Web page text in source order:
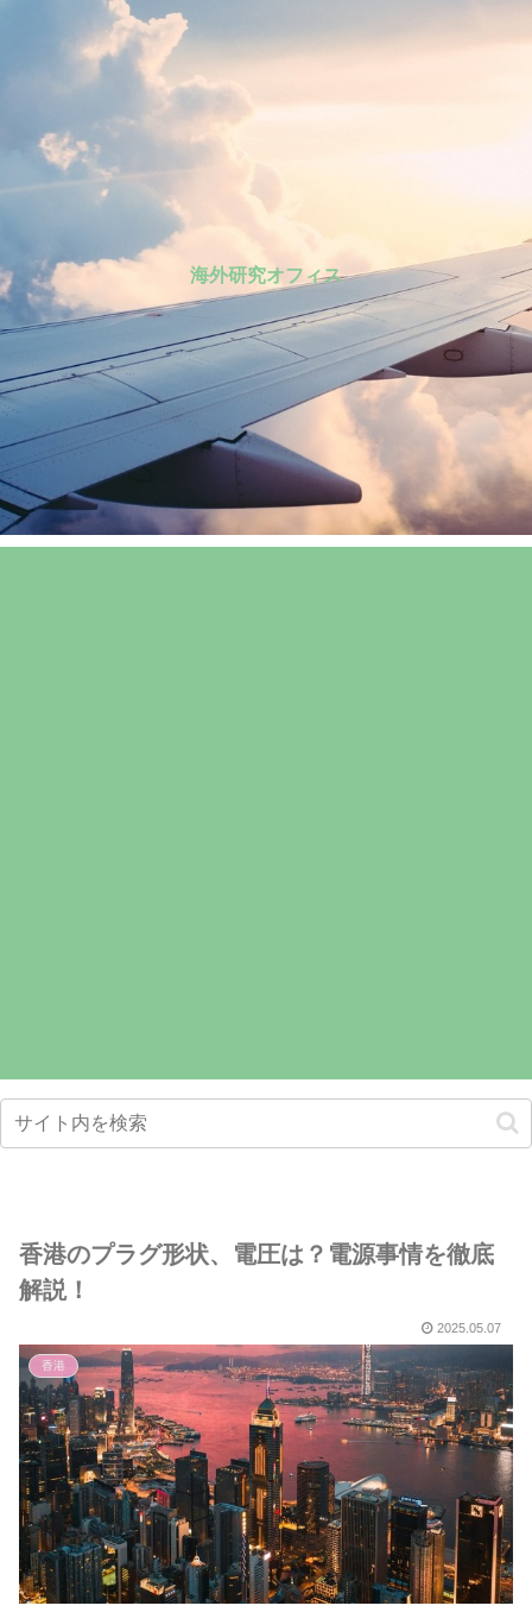
海外研究オフィス
香港のプラグ形状、電圧は？電源事情を徹底
解説！
2025.05.07
香港